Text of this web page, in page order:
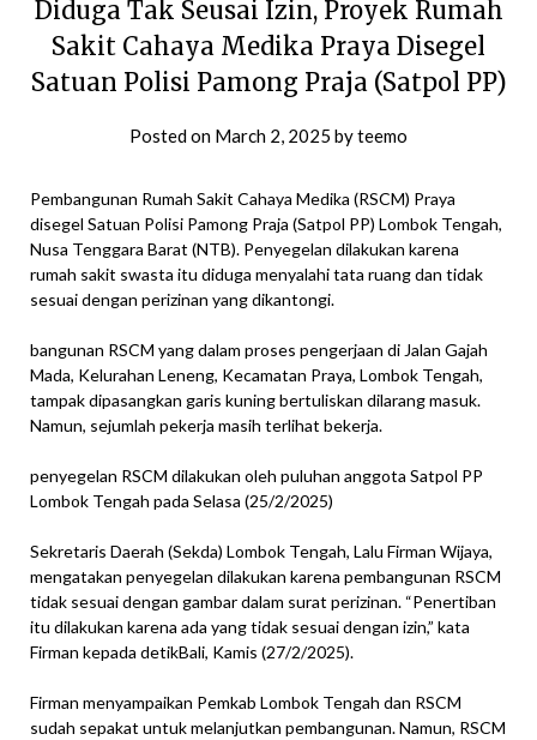
Diduga Tak Seusai Izin, Proyek Rumah
Sakit Cahaya Medika Praya Disegel
Satuan Polisi Pamong Praja (Satpol PP)
Posted on March 2, 2025 byteemo
Pembangunan Rumah Sakit Cahaya Medika (RSCM) Praya
disegel Satuan Polisi Pamong Praja (Satpol PP) Lombok Tengah,
Nusa Tenggara Barat (NTB). Penyegelan dilakukan karena
rumah sakit swasta itu diduga menyalahi tata ruang dan tidak
sesuai dengan perizinan yang dikantongi.
bangunan RSCM yang dalam proses pengerjaan di Jalan Gajah
Mada, Kelurahan Leneng, Kecamatan Praya, Lombok Tengah,
tampak dipasangkan garis kuning bertuliskan dilarang masuk.
Namun, sejumlah pekerja masih terlihat bekerja.
penyegelan RSCM dilakukan oleh puluhan anggota Satpol PP
Lombok Tengah pada Selasa (25/2/2025)
Sekretaris Daerah (Sekda) Lombok Tengah, Lalu Firman Wijaya,
mengatakan penyegelan dilakukan karena pembangunan RSCM
tidak sesuai dengan gambar dalam surat perizinan. “Penertiban
itu dilakukan karena ada yang tidak sesuai dengan izin,” kata
Firman kepada detikBali, Kamis (27/2/2025).
Firman menyampaikan Pemkab Lombok Tengah dan RSCM
sudah sepakat untuk melanjutkan pembangunan. Namun, RSCM